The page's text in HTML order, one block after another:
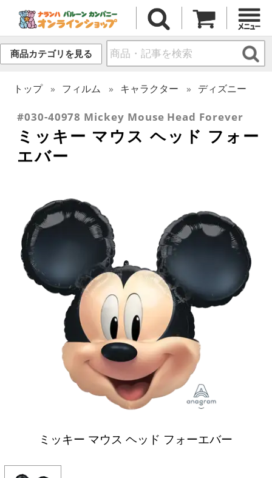
商品カテゴリを見る
トップ フィルム キャラクター ディズニー
#030-40978 Mickey Mouse Head Forever
ミッキー マウス ヘッド フォー
エバー
ミッキー マウス ヘッド フォーエバー